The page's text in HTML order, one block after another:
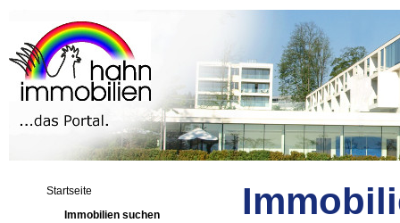
Startseite
Immobilien suchen